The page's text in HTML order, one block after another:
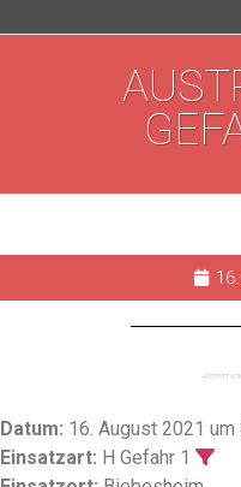
AUSTRITT
Datum: 16. August 2021 um
Einsatzart: H Gefahr 1